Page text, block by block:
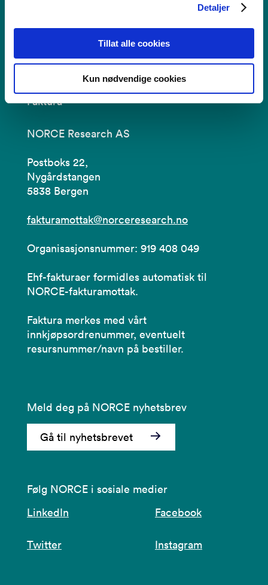
Detaljer
Tillat alle cookies
Kun nødvendige cookies
Personvern i NORCE
Faktura
NORCE Research AS
Postboks 22,
Nygårdstangen
5838 Bergen
fakturamottak@norceresearch.no
Organisasjonsnummer: 919 408 049
Ehf-fakturaer formidles automatisk til
NORCE-fakturamottak.
Faktura merkes med vårt
innkjøpsordrenummer, eventuelt
resursnummer/navn på bestiller.
Meld deg på NORCE nyhetsbrev
Gå til nyhetsbrevet
Følg NORCE i sosiale medier
LinkedIn
Facebook
Twitter Instagram